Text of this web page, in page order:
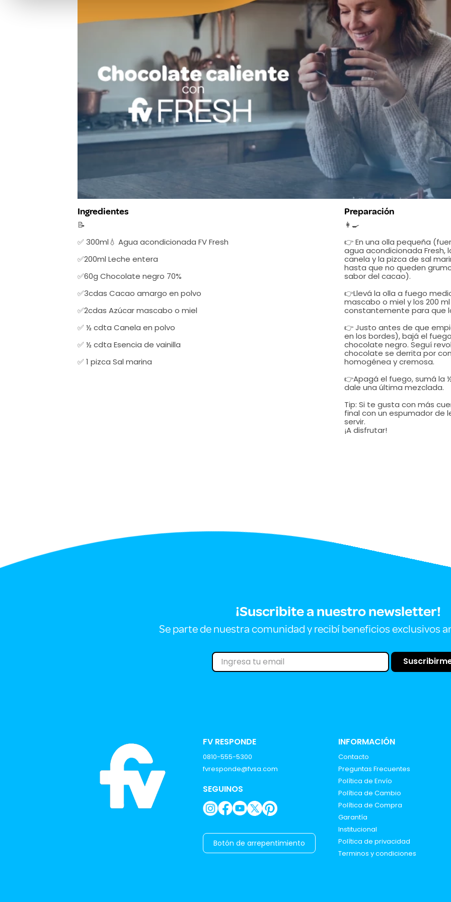
Ingredientes
📝
✅ 300ml💧 Agua acondicionada FV Fresh
✅200ml Leche entera
✅60g Chocolate negro 70%
✅3cdas Cacao amargo en polvo
✅2cdas Azúcar mascabo o miel
✅ ½ cdta Canela en polvo
✅ ½ cdta Esencia de vainilla
Preparación
👩‍🍳
👉 En una olla pequeña
agua acondicionada Fresh,
canela y la pizca de sal
hasta que no queden
sabor del cacao).
👉Llevá la olla a fuego
mascabo o miel y los 200
constantemente para que
👉 Justo antes de que
en los bordes), bajá el
chocolate negro. Seguí
chocolate se derrita por
homogénea y cremosa.
👉Apagá el fuego, sumá la
dale una última mezclada.
Tip: Si te gusta con más
final con un espumador de
servir.
¡A disfrutar!
¡Suscribite a nuestro newsletter!
Se parte de nuestra comunidad y recibí beneficios exclusivos
FV RESPONDE
0810-555-5300
fvresponde@fvsa.com
SEGUINOS
Botón de arrepentimiento
INFORMACIÓN
Contacto
Preguntas Frecuentes
Política de Envío
Política de Cambio
Política de Compra
Garantía
Institucional
Política de privacidad
Terminos y condiciones